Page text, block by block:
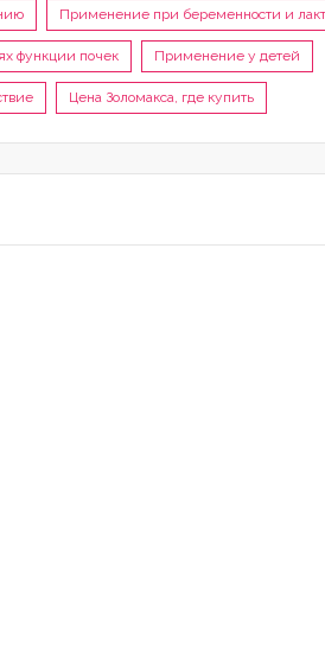
Применение при беременности и
функции почек Применение у детей
Цена Золомакса, где купить